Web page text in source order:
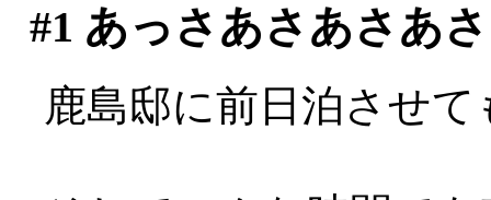
#1 あっさあさあさあ
鹿島邸に前日泊させ